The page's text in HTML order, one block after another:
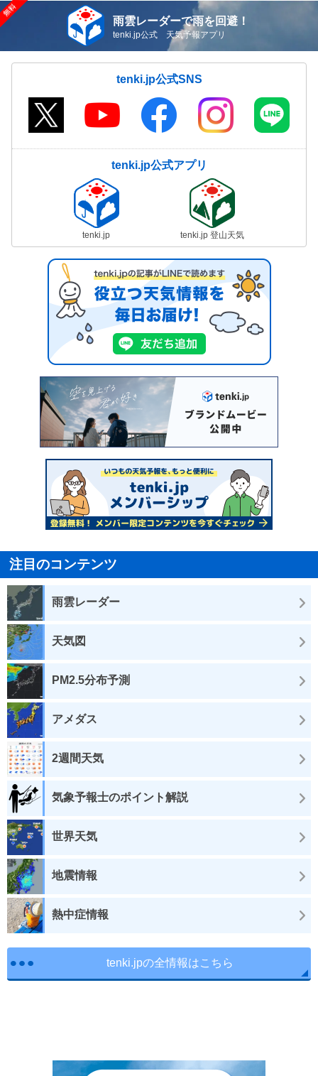
雨雲レーダーで雨を回避！
tenki.jp公式 天気予報アプリ
tenki.jp公式SNS
tenki.jp公式アプリ
tenki.jp tenki.jp 登山天気
注目のコンテンツ
雨雲レーダー
天気図
PM2.5分布予測
アメダス
2週間天気
気象予報士のポイント解説
世界天気
地震情報
熱中症情報
tenki.jpの全情報はこちら